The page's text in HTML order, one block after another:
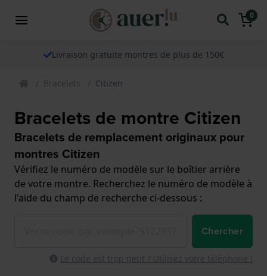
0
Livraison gratuite montres de plus de 150€
Bracelets Citizen
Bracelets de montre Citizen
Bracelets de remplacement originaux pour
montres Citizen
Vérifiez le numéro de modèle sur le boîtier arrière
de votre montre. Recherchez le numéro de modèle à
l'aide du champ de recherche ci-dessous :
Chercher
Le code est trop petit ? Utilisez votre téléphone !